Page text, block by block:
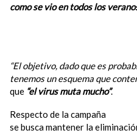
como se vio en todos los
“El objetivo, dado que es
tenemos un esquema que
que “el virus muta mucho”.
Respecto de la campaña
se busca mantener la